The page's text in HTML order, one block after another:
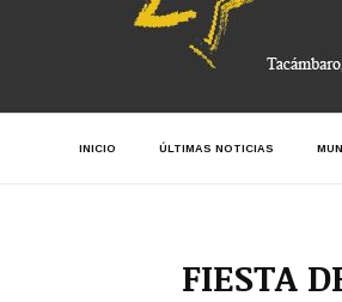
INICIO ÚLTIMAS NOTICIAS
FIESTA